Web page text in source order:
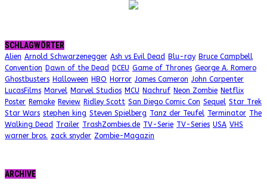
SCHLAGWÖRTER
Alien Arnold Schwarzenegger Ash vs Evil Dead Blu-ray Bruce Campbell
Convention Dawn of the Dead DCEU Game of Thrones George A. Romero
Ghostbusters Halloween HBO Horror James Cameron John Carpenter
LucasFilms Marvel Marvel Studios MCU Nachruf Neon Zombie Netflix
Poster Remake Review Ridley Scott San Diego Comic Con Sequel Star Trek
Star Wars stephen king Steven Spielberg Tanz der Teufel Terminator The
Walking Dead Trailer TrashZombies.de TV-Serie TV-Series USA VHS
warner bros. zack snyder Zombie-Magazin
ARCHIVE